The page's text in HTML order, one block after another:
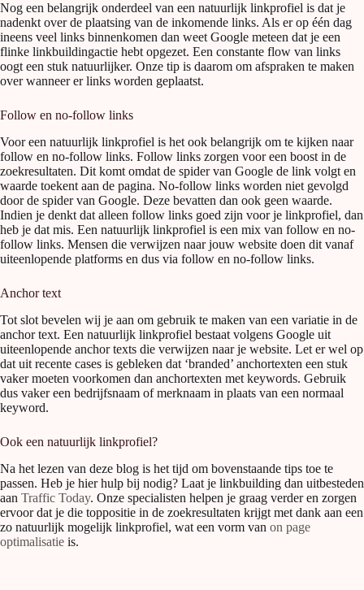
Nog een belangrijk onderdeel van een natuurlijk linkprofiel is dat je
nadenkt over de plaatsing van de inkomende links. Als er op één dag
ineens veel links binnenkomen dan weet Google meteen dat je een
flinke linkbuildingactie hebt opgezet. Een constante flow van links
oogt een stuk natuurlijker. Onze tip is daarom om afspraken te maken
over wanneer er links worden geplaatst.
Follow en no-follow links
Voor een natuurlijk linkprofiel is het ook belangrijk om te kijken naar
follow en no-follow links. Follow links zorgen voor een boost in de
zoekresultaten. Dit komt omdat de spider van Google de link volgt en
waarde toekent aan de pagina. No-follow links worden niet gevolgd
door de spider van Google. Deze bevatten dan ook geen waarde.
Indien je denkt dat alleen follow links goed zijn voor je linkprofiel, dan
heb je dat mis. Een natuurlijk linkprofiel is een mix van follow en no-
follow links. Mensen die verwijzen naar jouw website doen dit vanaf
uiteenlopende platforms en dus via follow en no-follow links.
Anchor text
Tot slot bevelen wij je aan om gebruik te maken van een variatie in de
anchor text. Een natuurlijk linkprofiel bestaat volgens Google uit
uiteenlopende anchor texts die verwijzen naar je website. Let er wel op
dat uit recente cases is gebleken dat ‘branded’ anchortexten een stuk
vaker moeten voorkomen dan anchortexten met keywords. Gebruik
dus vaker een bedrijfsnaam of merknaam in plaats van een normaal
keyword.
Ook een natuurlijk linkprofiel?
Na het lezen van deze blog is het tijd om bovenstaande tips toe te
passen. Heb je hier hulp bij nodig? Laat je linkbuilding dan uitbesteden
aan Traffic Today. Onze specialisten helpen je graag verder en zorgen
ervoor dat je die toppositie in de zoekresultaten krijgt met dank aan een
zo natuurlijk mogelijk linkprofiel, wat een vorm van on page
optimalisatie is.